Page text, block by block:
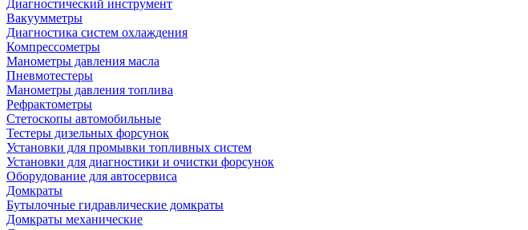
Диагностический инструмент
Вакуумметры
Диагностика систем охлаждения
Компрессометры
Манометры давления масла
Пневмотестеры
Манометры давления топлива
Рефрактометры
Стетоскопы автомобильные
Тестеры дизельных форсунок
Установки для промывки топливных систем
Установки для диагностики и очистки форсунок
Оборудование для автосервиса
Домкраты
Бутылочные гидравлические домкраты
Домкраты механические